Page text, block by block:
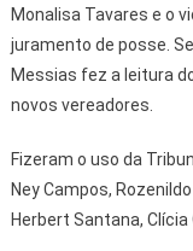
Monalisa Tavares e o
juramento de posse.
Messias fez a leitura
novos vereadores.
Fizeram o uso da
Ney Campos,
Herbert Santana, Clícia